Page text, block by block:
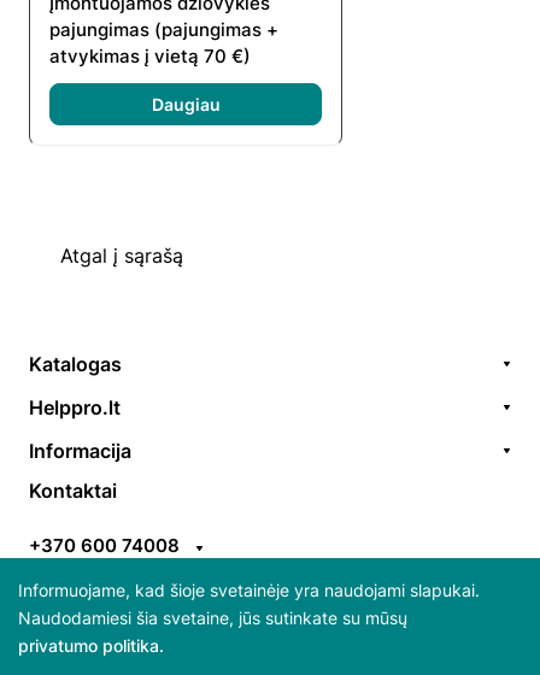
pajungimas (pajungimas +
atvykimas į vietą 70 €)
Daugiau
Atgal į sąrašą
Katalogas
Prekės / aksesuarai
Akcijos
Prekiniai ženklai
Helppro.lt
EGS
ES parama
Informacija
Pristatymo taisyklės
Pirkimo-pardavimo taisyklės
Kontaktai
+370 600 74008
info@helppro.lt
Gabijos g. 38, LT-06157 Vilnius
Informuojame, kad šioje svetainėje yra naudojami slapukai.
Naudodamiesi šia svetaine, jūs sutinkate su mūsų
privatumo politika.